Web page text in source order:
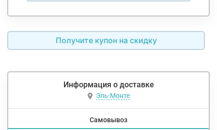
Получите купон на скидку
Информация о доставке
Эль-Монте
Самовывоз